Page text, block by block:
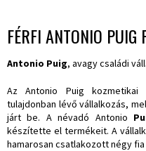
FÉRFI ANTONIO PUIG
Antonio Puig, avagy családi
Az Antonio Puig
tulajdonban lévő vállalkozás,
járt be. A névadó Antonio
készítette el termékeit. A
hamarosan csatlakozott négy fia